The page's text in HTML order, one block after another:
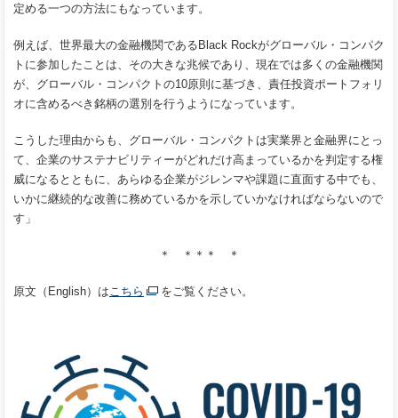
定める一つの方法にもなっています。
例えば、世界最大の金融機関であるBlack Rockがグローバル・コンパク
トに参加したことは、その大きな兆候であり、現在では多くの金融機関
が、グローバル・コンパクトの10原則に基づき、責任投資ポートフォリ
オに含めるべき銘柄の選別を行うようになっています。
こうした理由からも、グローバル・コンパクトは実業界と金融界にとっ
て、企業のサステナビリティーがどれだけ高まっているかを判定する権
威になるとともに、あらゆる企業がジレンマや課題に直面する中でも、
いかに継続的な改善に務めているかを示していかなければならないので
す」
＊ ＊＊＊ ＊
原文（English）は こちら をご覧ください。